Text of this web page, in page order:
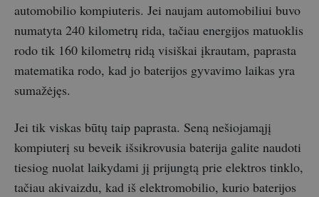
automobilio kompiuteris. Jei naujam automobiliui buvo
numatyta 240 kilometrų rida, tačiau energijos matuoklis
rodo tik 160 kilometrų ridą visiškai įkrautam, paprasta
matematika rodo, kad jo baterijos gyvavimo laikas yra
sumažėjęs.
Jei tik viskas būtų taip paprasta. Seną nešiojamąjį
kompiuterį su beveik išsikrovusia baterija galite naudoti
tiesiog nuolat laikydami jį prijungtą prie elektros tinklo,
tačiau akivaizdu, kad iš elektromobilio, kurio baterijos